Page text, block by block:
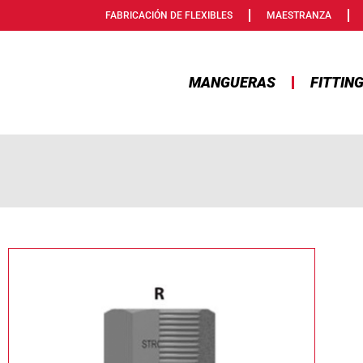
FABRICACIÓN DE FLEXIBLES MAESTRANZA
MANGUERAS